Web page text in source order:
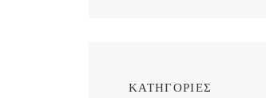
ΚΑΤΗΓΟΡΙΕΣ